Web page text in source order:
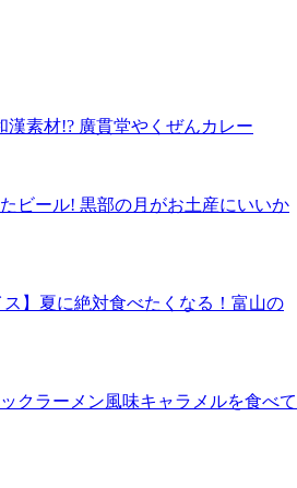
漢素材!? 廣貫堂やくぜんカレー
ビール! 黒部の月がお土産にいいか
ス】夏に絶対食べたくなる！富山の
クラーメン風味キャラメルを食べて